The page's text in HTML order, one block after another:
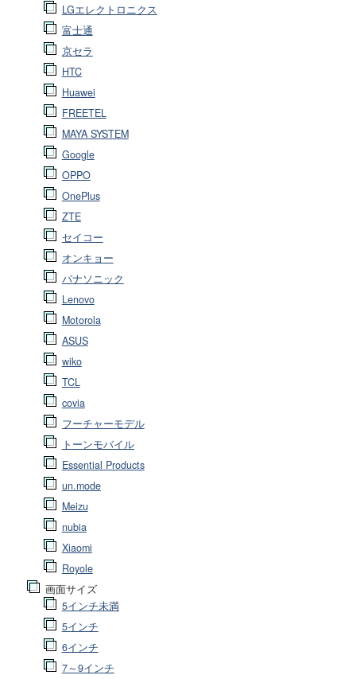
LGエレクトロニクス
富士通
京セラ
HTC
Huawei
FREETEL
MAYA SYSTEM
Google
OPPO
OnePlus
ZTE
セイコー
オンキョー
パナソニック
Lenovo
Motorola
ASUS
wiko
TCL
covia
フーチャーモデル
トーンモバイル
Essential Products
un.mode
Meizu
nubia
Xiaomi
Royole
画面サイズ
5インチ未満
5インチ
6インチ
7～9インチ